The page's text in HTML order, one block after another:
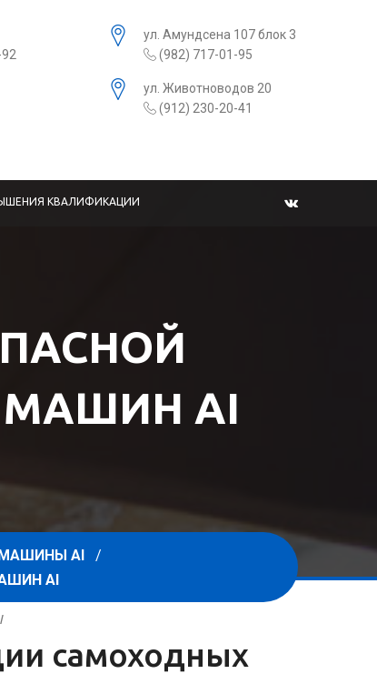
ул. Амундсена 107 блок 3
(982) 717-01-95
ул. Животноводов 20
(912) 230-20-41
КВАЛИФИКАЦИИ
AI
AI
AI
самоходных